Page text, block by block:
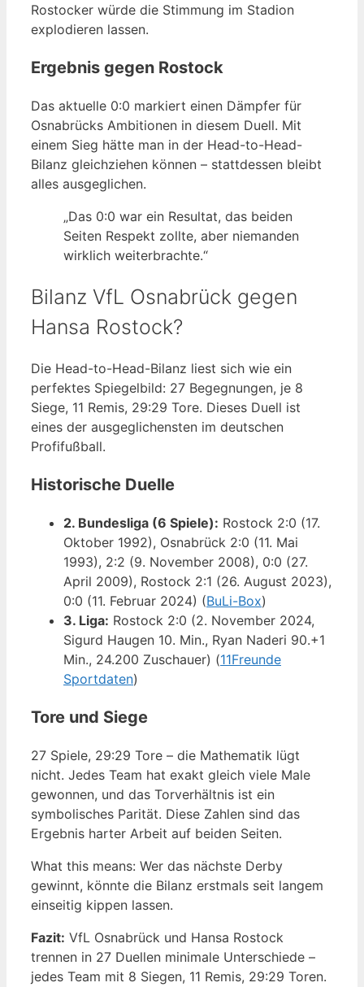
Rostocker würde die Stimmung im Stadion
explodieren lassen.
Ergebnis gegen Rostock
Das aktuelle 0:0 markiert einen Dämpfer für
Osnabrücks Ambitionen in diesem Duell. Mit
einem Sieg hätte man in der Head-to-Head-
Bilanz gleichziehen können – stattdessen bleibt
alles ausgeglichen.
„Das 0:0 war ein Resultat, das beiden
Seiten Respekt zollte, aber niemanden
wirklich weiterbrachte.“
Bilanz VfL Osnabrück gegen
Hansa Rostock?
Die Head-to-Head-Bilanz liest sich wie ein
perfektes Spiegelbild: 27 Begegnungen, je 8
Siege, 11 Remis, 29:29 Tore. Dieses Duell ist
eines der ausgeglichensten im deutschen
Profifußball.
Historische Duelle
2. Bundesliga (6 Spiele): Rostock 2:0 (17.
Oktober 1992), Osnabrück 2:0 (11. Mai
1993), 2:2 (9. November 2008), 0:0 (27.
April 2009), Rostock 2:1 (26. August 2023),
0:0 (11. Februar 2024) (BuLi-Box)
3. Liga: Rostock 2:0 (2. November 2024,
Sigurd Haugen 10. Min., Ryan Naderi 90.+1
Min., 24.200 Zuschauer) (11Freunde
Sportdaten)
Tore und Siege
27 Spiele, 29:29 Tore – die Mathematik lügt
nicht. Jedes Team hat exakt gleich viele Male
gewonnen, und das Torverhältnis ist ein
symbolisches Parität. Diese Zahlen sind das
Ergebnis harter Arbeit auf beiden Seiten.
What this means: Wer das nächste Derby
gewinnt, könnte die Bilanz erstmals seit langem
einseitig kippen lassen.
Fazit: VfL Osnabrück und Hansa Rostock
trennen in 27 Duellen minimale Unterschiede –
jedes Team mit 8 Siegen, 11 Remis, 29:29 Toren.